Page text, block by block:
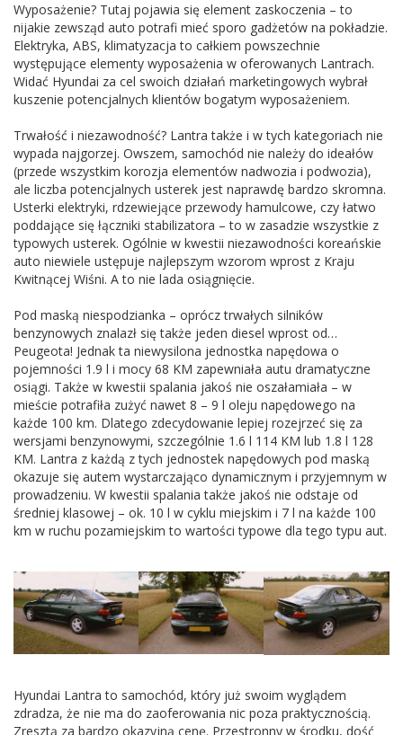
Wyposażenie? Tutaj pojawia się element zaskoczenia – to
nijakie zewsząd auto potrafi mieć sporo gadżetów na pokładzie.
Elektryka, ABS, klimatyzacja to całkiem powszechnie
występujące elementy wyposażenia w oferowanych Lantrach.
Widać Hyundai za cel swoich działań marketingowych wybrał
kuszenie potencjalnych klientów bogatym wyposażeniem.
Trwałość i niezawodność? Lantra także i w tych kategoriach nie
wypada najgorzej. Owszem, samochód nie należy do ideałów
(przede wszystkim korozja elementów nadwozia i podwozia),
ale liczba potencjalnych usterek jest naprawdę bardzo skromna.
Usterki elektryki, rdzewiejące przewody hamulcowe, czy łatwo
poddające się łączniki stabilizatora – to w zasadzie wszystkie z
typowych usterek. Ogólnie w kwestii niezawodności koreańskie
auto niewiele ustępuje najlepszym wzorom wprost z Kraju
Kwitnącej Wiśni. A to nie lada osiągnięcie.
Pod maską niespodzianka – oprócz trwałych silników
benzynowych znalazł się także jeden diesel wprost od…
Peugeota! Jednak ta niewysilona jednostka napędowa o
pojemności 1.9 l i mocy 68 KM zapewniała autu dramatyczne
osiągi. Także w kwestii spalania jakoś nie oszałamiała – w
mieście potrafiła zużyć nawet 8 – 9 l oleju napędowego na
każde 100 km. Dlatego zdecydowanie lepiej rozejrzeć się za
wersjami benzynowymi, szczególnie 1.6 l 114 KM lub 1.8 l 128
KM. Lantra z każdą z tych jednostek napędowych pod maską
okazuje się autem wystarczająco dynamicznym i przyjemnym w
prowadzeniu. W kwestii spalania także jakoś nie odstaje od
średniej klasowej – ok. 10 l w cyklu miejskim i 7 l na każde 100
km w ruchu pozamiejskim to wartości typowe dla tego typu aut.
Hyundai Lantra to samochód, który już swoim wyglądem
zdradza, że nie ma do zaoferowania nic poza praktycznością.
Zresztą za bardzo okazyjną cenę. Przestronny w środku, dość